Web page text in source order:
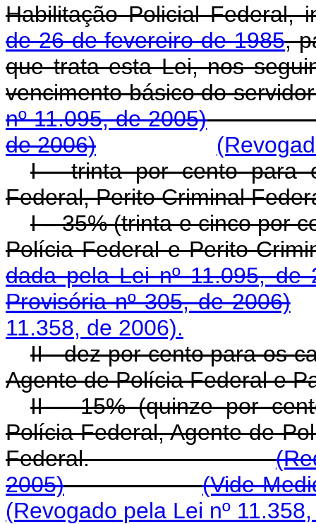
Habilitação Policial Federal,
de 26 de fevereiro de 1985,
que trata esta Lei, nos
vencimento básico
nº 11.095, de 2005)
de 2006)
I - trinta por cento para
Federal, Perito Criminal
I – 35% (trinta e cinco por
Polícia Federal e
dada pela Lei nº 11.095, de
Provisória nº 305, de 2006)
11.358, de 2006).
II - dez por cento para os
Agente de Polícia Federal e
II – 15% (quinze por
Polícia Federal, Agente de
Federal.
2005)
(Vide
(Revogado pela Lei nº